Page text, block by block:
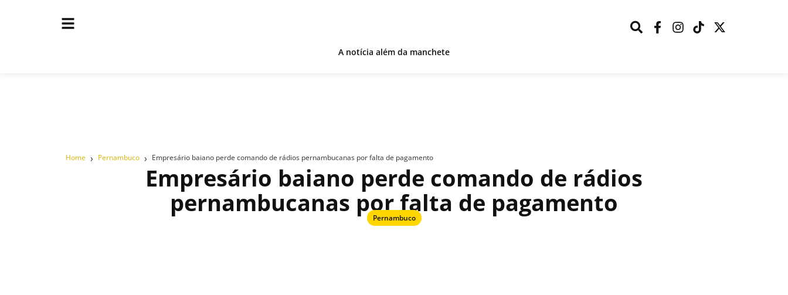
A notícia além da manchete
Home › Pernambuco › Empresário baiano perde comando de rádios pernambucanas por falta de pagamento
Empresário baiano perde comando de rádios
pernambucanas por falta de pagamento
Pernambuco